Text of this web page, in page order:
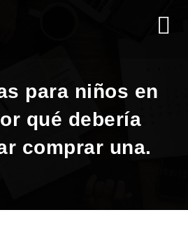
para niños en
qué debería
comprar una.